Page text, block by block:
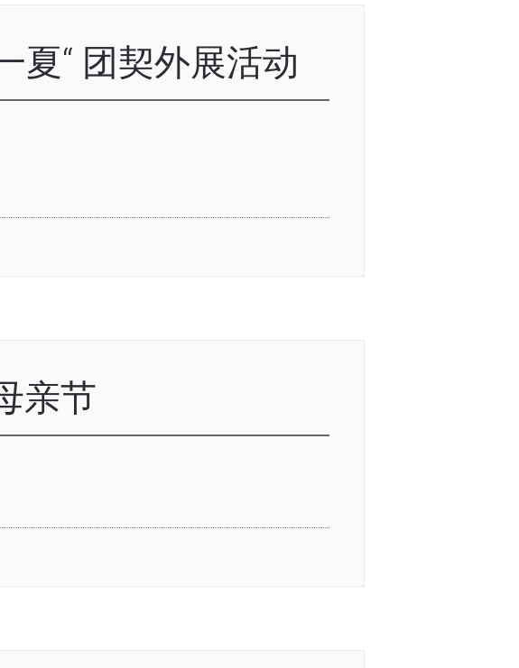
夏“ 团契外展活动
亲节